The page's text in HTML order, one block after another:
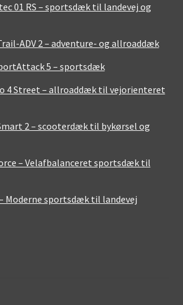
01 RS – sportsdæk til landevej og
ADV 2 – adventure- og allroaddæk
5 – sportsdæk
4 Street – allroaddæk til vejorienteret
2 – scooterdæk til bykørsel og
– Velafbalanceret sportsdæk til
– Moderne sportsdæk til landevej